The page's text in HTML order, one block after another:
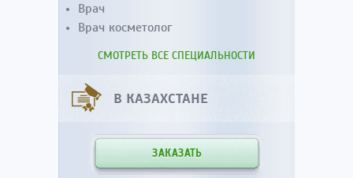
Врач
Врач косметолог
СМОТРЕТЬ ВСЕ СПЕЦИАЛЬНОСТИ
В КАЗАХСТАНЕ
ЗАКАЗАТЬ